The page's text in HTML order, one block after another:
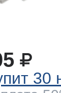
30